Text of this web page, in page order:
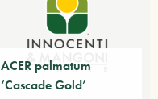
ACER palmatum
‘Cascade Gold’